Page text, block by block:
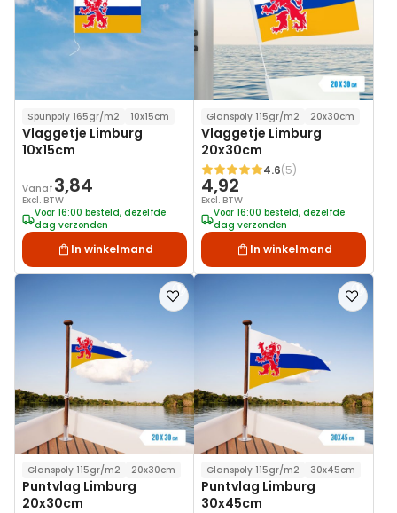
Spunpoly 165gr/m2 10x15cm
Vlaggetje Limburg
10x15cm
Vanaf 3,84
Excl. BTW
Voor 16:00 besteld, dezelfde
dag verzonden
In winkelmand
Glanspoly 115gr/m2 20x30cm
Vlaggetje Limburg
20x30cm
Waardering:4.6(5)
4,92
Excl. BTW
Voor 16:00 besteld, dezelfde
dag verzonden
In winkelmand
Voeg
toe
Glanspoly 115gr/m2 20x30cm
Puntvlag Limburg
20x30cm
Voeg
toe
Glanspoly 115gr/m2 30x45cm
Puntvlag Limburg
30x45cm